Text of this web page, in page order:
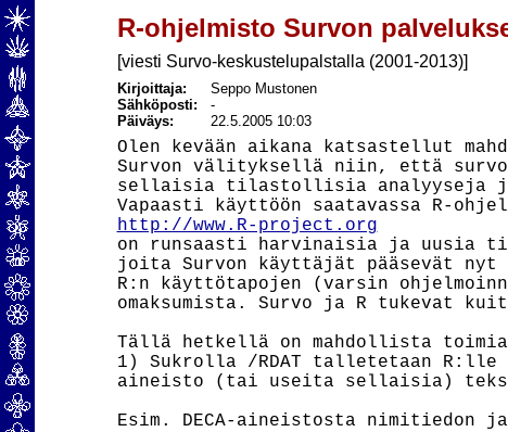
R-ohjelmisto Survon
[viesti Survo-keskustelupalstalla (2001-2013)]
Kirjoittaja:
Seppo Mustonen
Sähköposti: -
Päiväys:
22.5.2005 10:03
Olen kevään aikana katsastellut
Survon välityksellä niin, että
sellaisia tilastollisia analyyseja
http://www.R-project.org
on runsaasti harvinaisia ja uusia
joita Survon käyttäjät pääsevät nyt
R:n käyttötapojen (varsin
omaksumista. Survo ja R tukevat
Tällä hetkellä on mahdollista
1) Sukrolla /RDAT talletetaan R:lle
aineisto (tai useita sellaisia)
Esim. DECA-aineistosta